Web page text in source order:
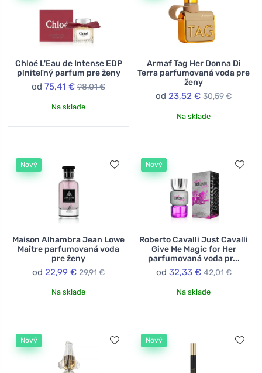
Chloé L'Eau de Intense EDP
plniteľný parfum pre ženy
od 75,41 € 98,01 €
Na sklade
Armaf Tag Her Donna Di
Terra parfumovaná voda pre
ženy
od 23,52 € 30,59 €
Na sklade
Nový
Maison Alhambra Jean Lowe
Maître parfumovaná voda
pre ženy
od 22,99 € 29,91 €
Na sklade
Nový
Roberto Cavalli Just Cavalli
Give Me Magic for Her
parfumovaná voda pr...
od 32,33 € 42,01 €
Na sklade
Nový Nový